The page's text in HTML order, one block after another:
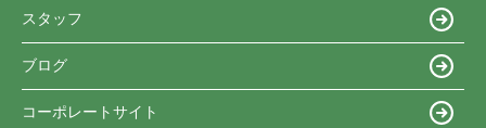
スタッフ
ブログ
コーポレートサイト